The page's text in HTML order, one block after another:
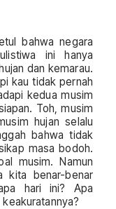
bahwa negara
ini hanya
dan kemarau.
kau tidak pernah
kedua musim
Toh, musim
hujan selalu
bahwa tidak
masa bodoh.
musim. Namun
kita benar-benar
hari ini? Apa